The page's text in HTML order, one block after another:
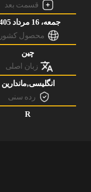
قسمت بعد
جمعه، 16 مرداد 1405
محصول کشور
چین
زبان اصلی
انگلیسی,ماندارین
رده سنی
R